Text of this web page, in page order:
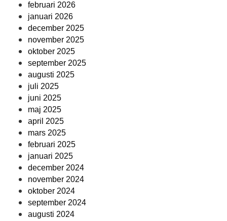
februari 2026
januari 2026
december 2025
november 2025
oktober 2025
september 2025
augusti 2025
juli 2025
juni 2025
maj 2025
april 2025
mars 2025
februari 2025
januari 2025
december 2024
november 2024
oktober 2024
september 2024
augusti 2024